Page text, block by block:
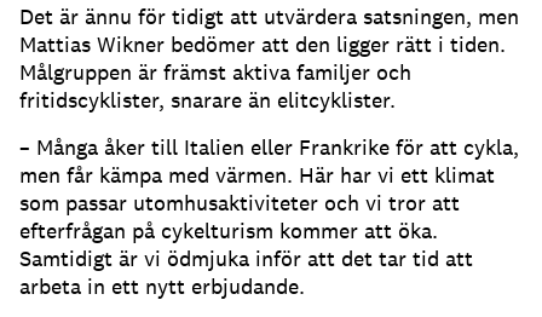
Det är ännu för tidigt att utvärdera satsningen, men
Mattias Wikner bedömer att den ligger rätt i tiden.
Målgruppen är främst aktiva familjer och
fritidscyklister, snarare än elitcyklister.
– Många åker till Italien eller Frankrike för att cykla,
men får kämpa med värmen. Här har vi ett klimat
som passar utomhusaktiviteter och vi tror att
efterfrågan på cykelturism kommer att öka.
Samtidigt är vi ödmjuka inför att det tar tid att
arbeta in ett nytt erbjudande.